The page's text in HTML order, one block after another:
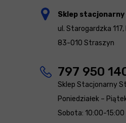
Sklep
ul. Starogardzka 117,
83-010 Straszyn
797 950
Sklep Stacjonarny
Poniedziałek –
Sobota: 10:00-15:00